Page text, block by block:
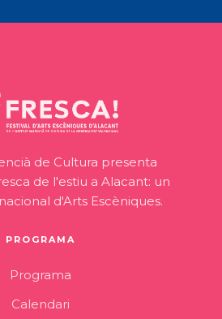
de Cultura presenta
de l'estiu a Alacant: un
d'Arts Escèniques.
PROGRAMA
Programa
Calendari